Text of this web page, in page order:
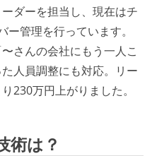
ダーを担当し、現在はチ
管理を行っています。
さんの会社にもう一人こ
人員調整にも対応。リー
230万円上がりました。
術は？